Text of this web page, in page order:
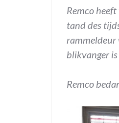
Remco
tand des
rammeldeur
blikvanger
Remco